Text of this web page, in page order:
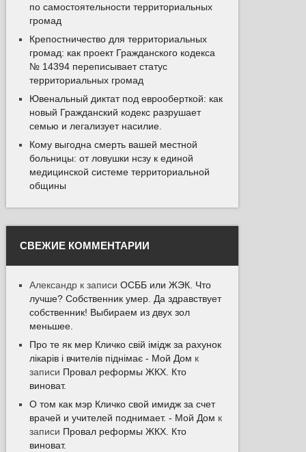
по самостоятельности территориальных
громад
Крепостничество для территориальных
громад: как проект Гражданского кодекса
№ 14394 переписывает статус
территориальных громад
Ювенальный диктат под еврооберткой: как
новый Гражданский кодекс разрушает
семью и легализует насилие.
Кому выгодна смерть вашей местной
больницы: от ловушки нсзу к единой
медицинской системе территориальной
общины
СВЕЖИЕ КОММЕНТАРИИ
Александрк записи ОСББ или ЖЭК. Что
лучше? Собственник умер. Да здравствует
собственник! Выбираем из двух зол
меньшее.
Про те як мер Кличко свій імідж за рахунок
лікарів і вчителів піднімає - Мой Дом к
записи Провал реформы ЖКХ. Кто
виноват.
О том как мэр Кличко свой имидж за счет
врачей и учителей поднимает. - Мой Дом к
записи Провал реформы ЖКХ. Кто
виноват.